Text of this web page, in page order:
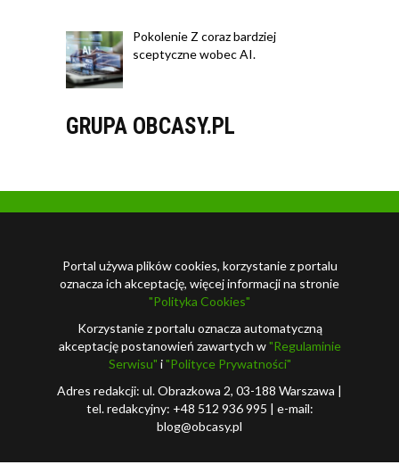
Pokolenie Z coraz bardziej
sceptyczne wobec AI.
GRUPA OBCASY.PL
Portal używa plików cookies, korzystanie z portalu
oznacza ich akceptację, więcej informacji na stronie
"Polityka Cookies"
Korzystanie z portalu oznacza automatyczną
akceptację postanowień zawartych w"Regulaminie
Serwisu" i"Polityce Prywatności"
Adres redakcji: ul. Obrazkowa 2, 03-188 Warszawa |
tel. redakcyjny: +48 512 936 995 | e-mail:
blog@obcasy.pl